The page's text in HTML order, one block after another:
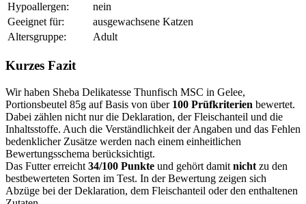
Hypoallergen:
nein
Geeignet für:
ausgewachsene Katzen
Altersgruppe:
Adult
Kurzes Fazit
Wir haben Sheba Delikatesse Thunfisch MSC in Gelee,
Portionsbeutel 85g auf Basis von über 100 Prüfkriterien bewertet.
Dabei zählen nicht nur die Deklaration, der Fleischanteil und die
Inhaltsstoffe. Auch die Verständlichkeit der Angaben und das Fehlen
bedenklicher Zusätze werden nach einem einheitlichen
Bewertungsschema berücksichtigt.
Das Futter erreicht 34/100 Punkte und gehört damit nicht zu den
bestbewerteten Sorten im Test. In der Bewertung zeigen sich
Abzüge bei der Deklaration, dem Fleischanteil oder den enthaltenen